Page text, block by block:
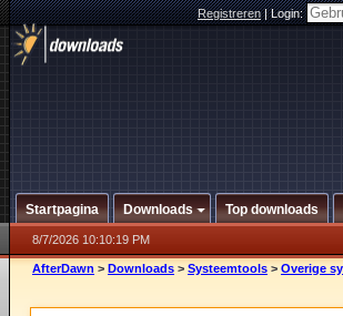
Registreren|Login:
Startpagina Downloads Top downloads
8/7/2026 10:10:19 PM
AfterDawn > Downloads > Systeemtools > Overige